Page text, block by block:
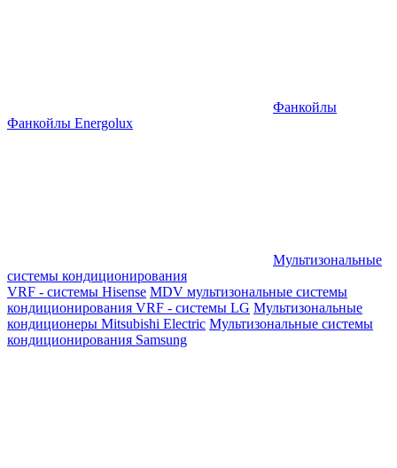
Фанкойлы
Фанкойлы Energolux
Мультизональные
системы кондиционирования
VRF - системы Hisense MDV мультизональные системы
кондиционирования VRF - системы LG Мультизональные
кондиционеры Mitsubishi Electric Мультизональные системы
кондиционирования Samsung